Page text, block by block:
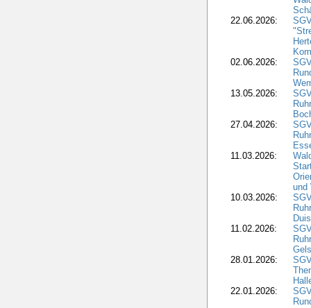
22.06.2026:
02.06.2026:
13.05.2026:
27.04.2026:
11.03.2026:
und
10.03.2026:
11.02.2026:
28.01.2026:
22.01.2026: